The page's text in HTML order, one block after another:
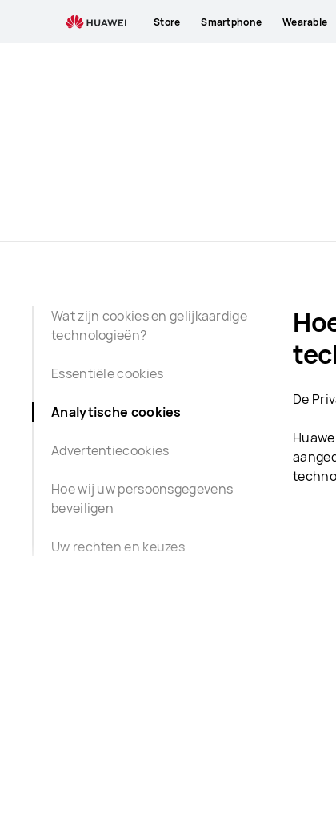
Store Smartphone Wearable
Wat zijn cookies en gelijkaardige
technologieën?
Essentiële cookies
Analytische cookies
Advertentiecookies
Hoe wij uw persoonsgegevens
beveiligen
Uw rechten en keuzes
De